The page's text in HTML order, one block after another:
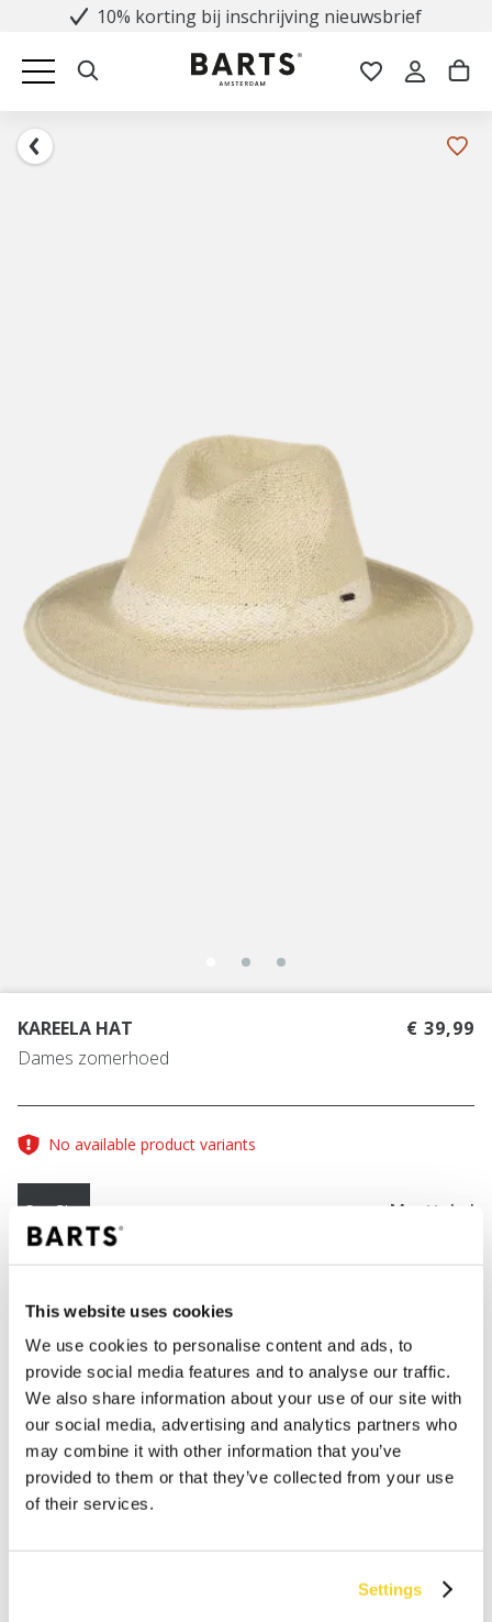
This website uses cookies
We use cookies to personalise content and ads, to
provide social media features and to analyse our traffic.
We also share information about your use of our site with
our social media, advertising and analytics partners who
may combine it with other information that you’ve
provided to them or that they’ve collected from your use
of their services.
Settings
10% korting bij inschrijving nieuwsbrief
KAREELA HAT
Dames zomerhoed
€ 39,99
No available product variants
One Size Maattabel
KLEUR wheat
IN WINKELWAGEN
Bestellingen die op werkdagen vóór 12:00 uur
worden geplaatst, worden dezelfde dag verzonden